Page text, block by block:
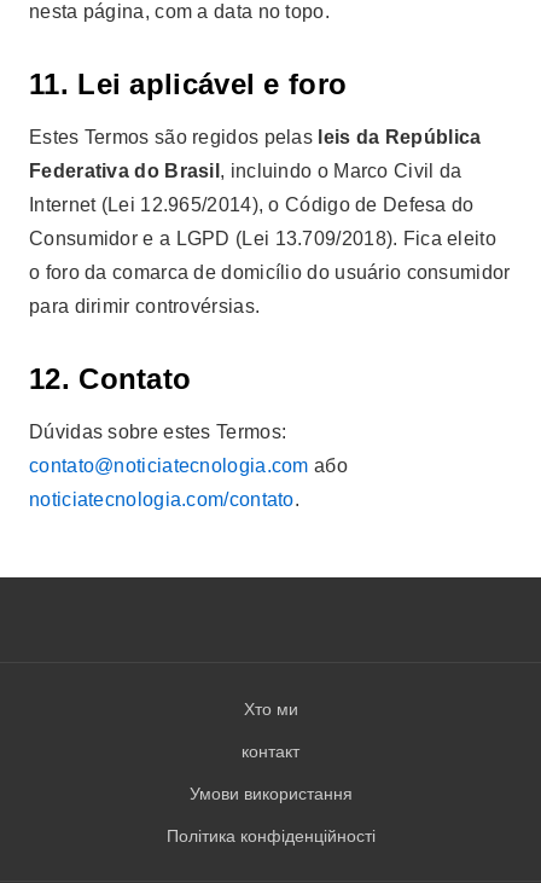
nesta página, com a data no topo.
11. Lei aplicável e foro
Estes Termos são regidos pelas leis da República
Federativa do Brasil , incluindo o Marco Civil da
Internet (Lei 12.965/2014), o Código de Defesa do
Consumidor e a LGPD (Lei 13.709/2018). Fica eleito
o foro da comarca de domicílio do usuário consumidor
para dirimir controvérsias.
12. Contato
Dúvidas sobre estes Termos:
contato@noticiatecnologia.com або
noticiatecnologia.com/contato.
Хто ми
контакт
Умови використання
Політика конфіденційності